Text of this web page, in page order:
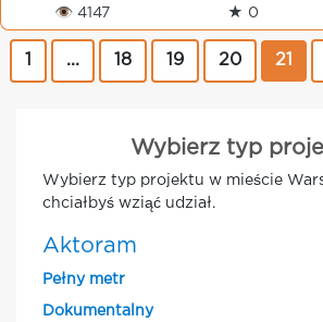
👁 4147 ★ 0
... 18 19 20 21
Wybierz typ
Wybierz typ projektu w mieście
chciałbyś wziąć udział.
Aktoram
Pełny metr
Dokumentalny